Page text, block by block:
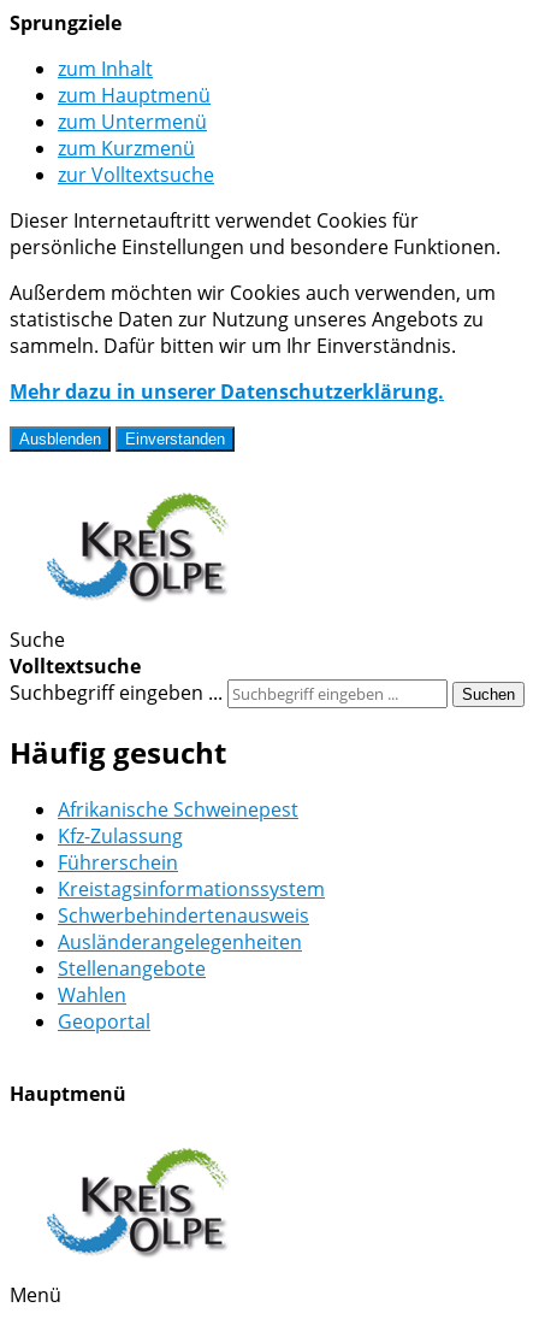
Sprungziele
zum Inhalt
zum Hauptmenü
zum Untermenü
zum Kurzmenü
zur Volltextsuche
Dieser Internetauftritt verwendet Cookies für
persönliche Einstellungen und besondere Funktionen.
Außerdem möchten wir Cookies auch verwenden, um
statistische Daten zur Nutzung unseres Angebots zu
sammeln. Dafür bitten wir um Ihr Einverständnis.
Mehr dazu in unserer Datenschutzerklärung.
Ausblenden Einverstanden
Suche
Volltextsuche
Suchbegriff eingeben ...
Suchen
Häufig gesucht
Afrikanische Schweinepest
Kfz-Zulassung
Führerschein
Kreistagsinformationssystem
Schwerbehindertenausweis
Ausländerangelegenheiten
Stellenangebote
Wahlen
Geoportal
Hauptmenü
Menü